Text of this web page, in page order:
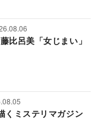
比呂美「女じまい」
くミステリマガジン